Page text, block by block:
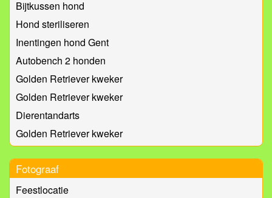
Bijtkussen hond
Hond steriliseren
Inentingen hond Gent
Autobench 2 honden
Golden Retriever kweker
Golden Retriever kweker
Dierentandarts
Golden Retriever kweker
Fotograaf
Feestlocatie